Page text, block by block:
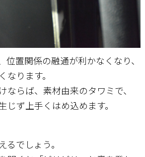
位置関係の融通が利かなくなり、
なります。
ならば、素材由来のタワミで、
じず上手くはめ込めます。
るでしょう。